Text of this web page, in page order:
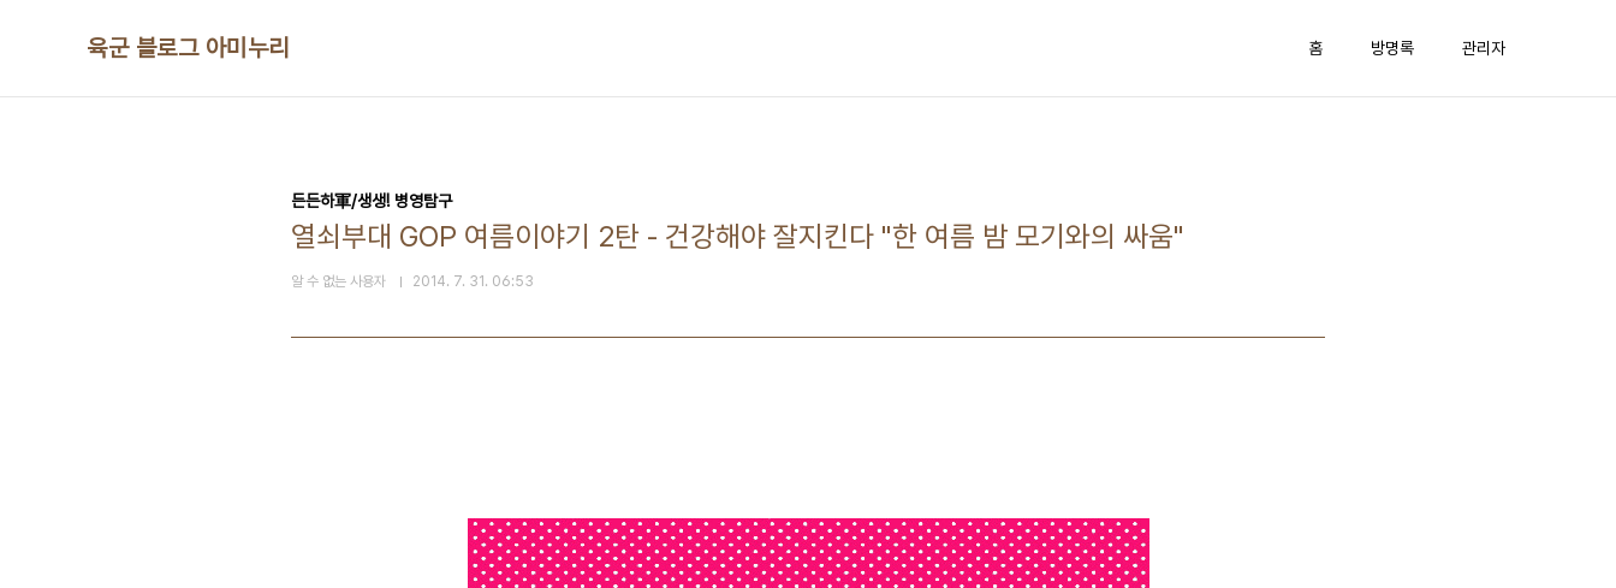
육군 블로그 아미누리 홈 방명록 관리자
든든하軍/생생! 병영탐구
열쇠부대 GOP 여름이야기 2탄 - 건강해야 잘지킨다 "한 여름 밤 모기와의 싸움"
알 수 없는 사용자 2014. 7. 31. 06:53